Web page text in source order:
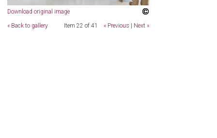
Download original image
« Back to gallery Item 22 of 41 « Previous Next »